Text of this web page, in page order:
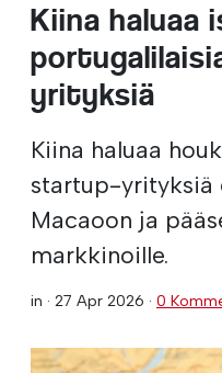
Kiina haluaa
yrityksiä
Kiina haluaa
startup-yrityksiä
Macaoon ja
markkinoille.
in · 27 Apr 2026 · 0